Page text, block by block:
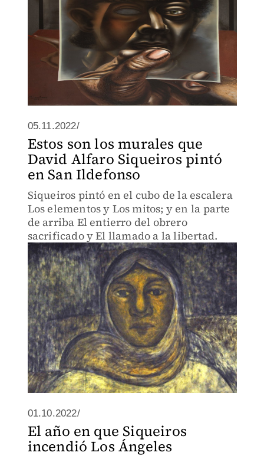
05.11.2022/
Estos son los murales que
David Alfaro Siqueiros pintó
en San Ildefonso
Siqueiros pintó en el cubo de la escalera
Los elementos y Los mitos; y en la parte
de arriba El entierro del obrero
sacrificado y El llamado a la libertad.
01.10.2022/
El año en que Siqueiros
incendió Los Ángeles